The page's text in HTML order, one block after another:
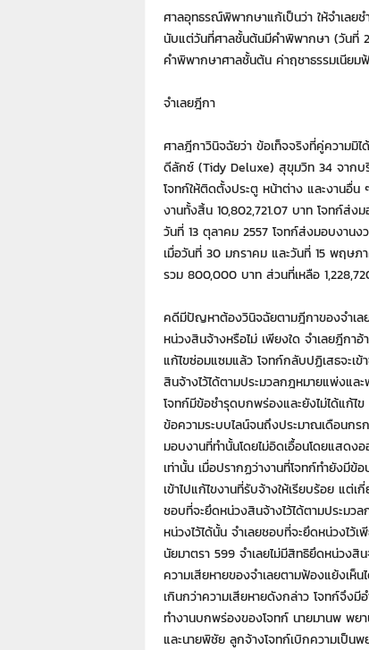
ศาลอุทธรณ์พิพากษาแก้เป็นว่า ให้จำเลย
นับแต่วันที่ศาลชั้นต้นมีคำพิพากษา (วันที่
คำพิพากษาศาลชั้นต้น ค่าฤชาธรรมเนียม
จำเลยฎีกา
ศาลฎีกาวินิจฉัยว่า ข้อเท็จจริงที่คู่ความมิ
ดีลักซ์ (Tidy Deluxe) สุขุมวิท 34 จากบ
โจทก์ให้ติดตั้งประตู หน้าต่าง และงานอื่น
งานทั้งสิ้น 10,802,721.07 บาท โจทก์ส่ง
วันที่ 13 ตุลาคม 2557 โจทก์ส่งมอบงานง
เมื่อวันที่ 30 มกราคม และวันที่ 15 พฤษ
รวม 800,000 บาท ส่วนที่เหลือ
คดีมีปัญหาต้องวินิจฉัยตามฎีกาของจำเล
หน่วงสินจ้างหรือไม่ เพียงใด จำเลยฎีกา
แก้ไขซ่อมแซมแล้ว โจทก์กลับปฏิเสธจะเ
สินจ้างไว้ได้ตามประมวลกฎหมายแพ่งแ
โจทก์มีข้อชำรุดบกพร่องและยังไม่ได้แก้ไ
ข้อความระบบไลน์จนถึงประมาณเดือนกร
มอบงานที่ทำนั้นโดยไม่อิดเอื้อนโดยแสดง
เท่านั้น เมื่อปรากฏว่างานที่โจทก์ทำยังมีข้
เข้าไปแก้ไขงานที่รับจ้างให้เรียบร้อย แต่
ชอบที่จะยึดหน่วงสินจ้างไว้ได้ตามประม
หน่วงไว้ได้นั้น จำเลยชอบที่จะยึดหน่วงไว้
นัยมาตรา 599 จำเลยไม่มีสิทธิยึดหน่วงสิ
ความเสียหายของจำเลยตามฟ้องแย้งเห็
เกินกว่าความเสียหายดังกล่าว โจทก์จึงมี
ทำงานบกพร่องของโจทก์ นายมานพ พย
และนายพิชัย ลูกจ้างโจทก์เบิกความเป็น